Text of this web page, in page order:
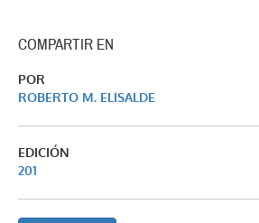
COMPARTIR EN
POR
ROBERTO M. ELISALDE
EDICIÓN
201